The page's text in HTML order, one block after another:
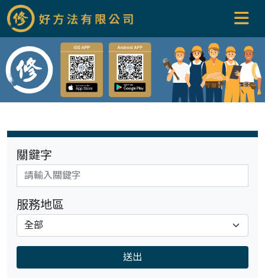
關鍵字
服務地區
送出